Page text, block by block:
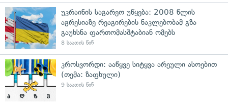
უკრაინის საგარეო უწყება: 2008 წლის
აგრესიაზე რეაგირების ნაკლებობამ გზა
გაუხსნა ფართომასშტაბიან ომებს
8 საათის წინ
კროსვორდი: ააწყვე სიტყვა არეული ასოებით
(თემა: ზაფხული)
9 საათის წინ